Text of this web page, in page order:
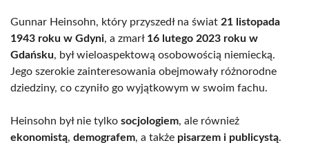
Gunnar Heinsohn, który przyszedł na świat 21 listopada
1943 roku w Gdyni, a zmarł 16 lutego 2023 roku w
Gdańsku, był wieloaspektową osobowością niemiecką.
Jego szerokie zainteresowania obejmowały różnorodne
dziedziny, co czyniło go wyjątkowym w swoim fachu.
Heinsohn był nie tylko socjologiem, ale również
ekonomistą, demografem, a także pisarzem i publicystą.